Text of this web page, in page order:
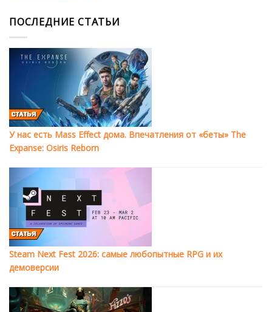
ПОСЛЕДНИЕ СТАТЬИ
У нас есть Mass Effect дома. Впечатления от «беты» The
Expanse: Osiris Reborn
Steam Next Fest 2026: самые любопытные RPG и их
демоверсии